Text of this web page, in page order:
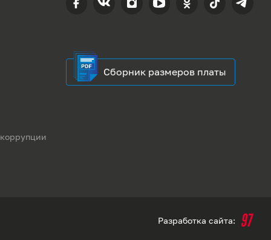
Сборник размеров платы
Разработка сайта: